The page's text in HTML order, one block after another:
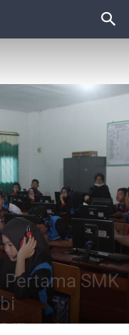
Pertama SMK
872 0